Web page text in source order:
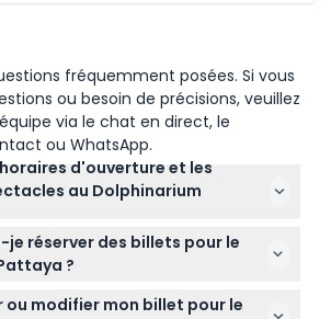
fréquemment posées. Si vous
ou besoin de précisions, veuillez
via le chat en direct, le
ou WhatsApp.
d'ouverture et les
au Dolphinarium
Pattaya est ouvert tous les jours de
sauf le mercredi où il est fermé. Les
à 11h00, 14h00 et 17h00, chacun
minutes (sous réserve de
je réserver des billets pour le
?
réserver vos billets en ligne
ou modifier mon billet pour le